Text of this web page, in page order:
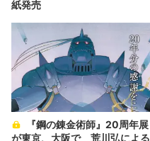
紙発売
が東京、大阪で 荒川弘による